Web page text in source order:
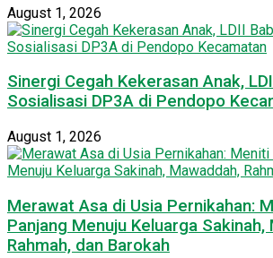
August 1, 2026
Sinergi Cegah Kekerasan Anak,
Sosialisasi DP3A di Pendopo
August 1, 2026
Merawat Asa di Usia Pernikahan:
Panjang Menuju Keluarga Sakinah,
Rahmah, dan Barokah